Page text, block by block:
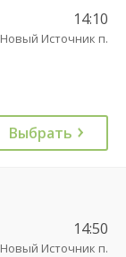
14:10
Новый Источник п.
Выбрать
14:50
Новый Источник п.